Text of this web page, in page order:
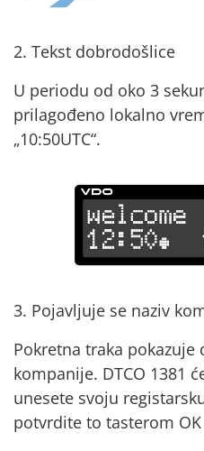
2. Tekst dobrodošlice
U periodu od oko 3
prilagođeno lokalno
„10:50UTC“.
3. Pojavljuje se naziv
Pokretna traka
kompanije. DTCO 1381
unesete svoju
potvrdite to tasterom OK